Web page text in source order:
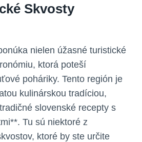
Skvosty
nielen úžasné turistické
ktorá‌ poteší‌
poháriky. Tento región ⁤je
kulinárskou⁤ tradíciou,
slovenské recepty s
Tu sú niektoré z
ktoré by ste určite